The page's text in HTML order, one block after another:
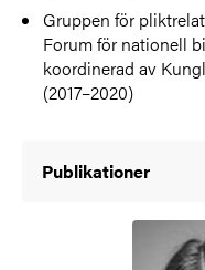
Gruppen för
Forum för nationell
koordinerad av
(2017–2020)
Publikationer